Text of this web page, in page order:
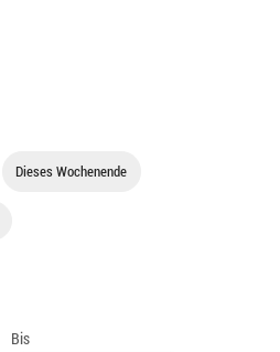
Dieses Wochenende
Bis